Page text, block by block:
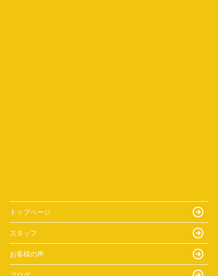
トップページ
スタッフ
お客様の声